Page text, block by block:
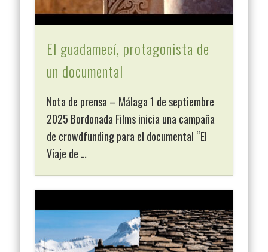
El guadamecí, protagonista de
un documental
Nota de prensa – Málaga 1 de septiembre
2025 Bordonada Films inicia una campaña
de crowdfunding para el documental “El
Viaje de …